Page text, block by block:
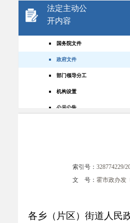
法定主动公
开内容
国务院文件
政府文件
部门领导分工
机构设置
公示公告
政策解读
助企纾困
索引号： 328774229/
文 号： 霍市政办发
各乡（片区）街道人民